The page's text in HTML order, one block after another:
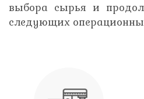
выбора сырья и
следующих